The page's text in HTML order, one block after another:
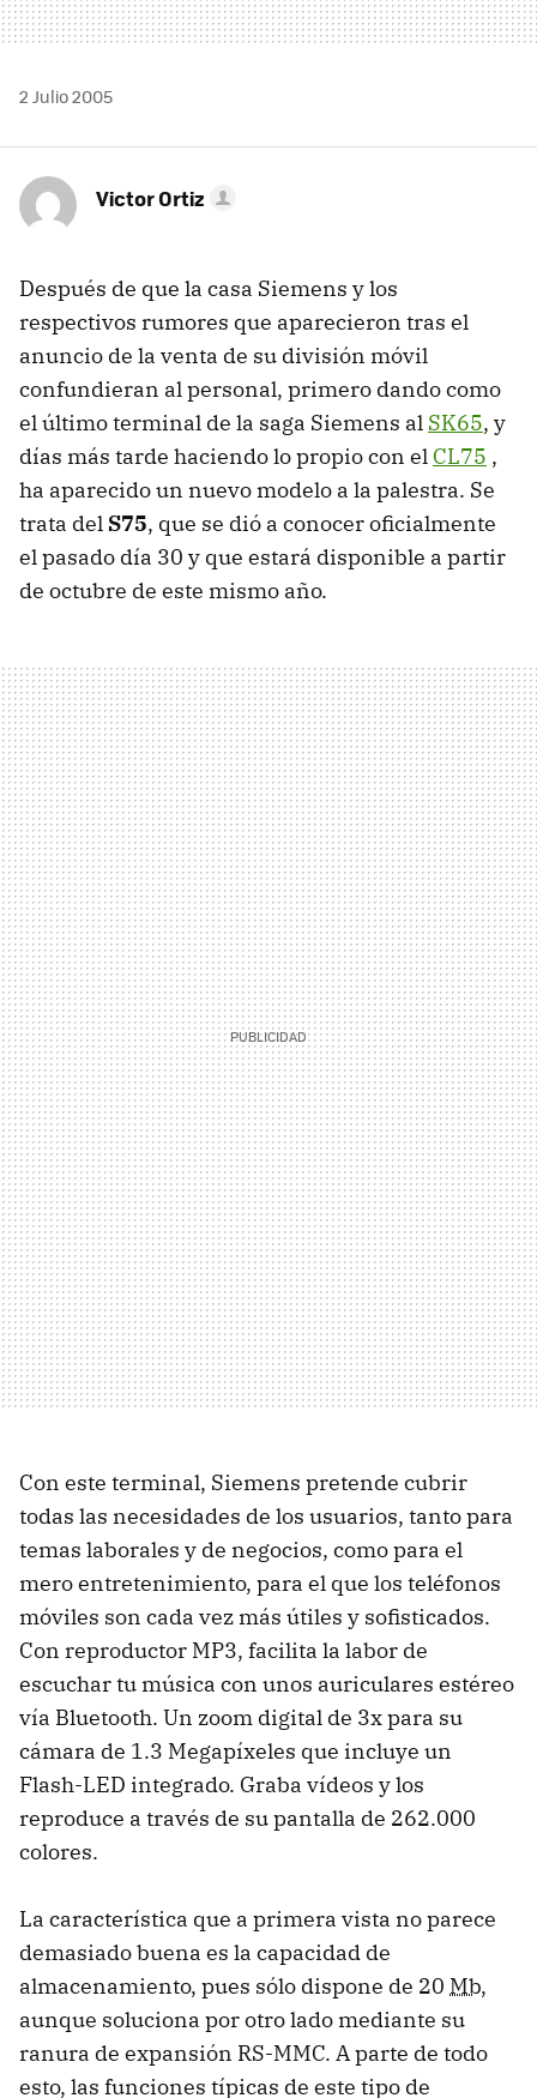
2 Julio 2005
Victor Ortiz
Después de que la casa Siemens y los
respectivos rumores que aparecieron tras el
anuncio de la venta de su división móvil
confundieran al personal, primero dando como
el último terminal de la saga Siemens al SK65, y
días más tarde haciendo lo propio con el CL75 ,
ha aparecido un nuevo modelo a la palestra. Se
trata del S75, que se dió a conocer oficialmente
el pasado día 30 y que estará disponible a partir
de octubre de este mismo año.
Con este terminal, Siemens pretende cubrir
todas las necesidades de los usuarios, tanto para
temas laborales y de negocios, como para el
mero entretenimiento, para el que los teléfonos
móviles son cada vez más útiles y sofisticados.
Con reproductor MP3, facilita la labor de
escuchar tu música con unos auriculares estéreo
vía Bluetooth. Un zoom digital de 3x para su
cámara de 1.3 Megapíxeles que incluye un
Flash-LED integrado. Graba vídeos y los
reproduce a través de su pantalla de 262.000
colores.
La característica que a primera vista no parece
demasiado buena es la capacidad de
almacenamiento, pues sólo dispone de 20 Mb,
aunque soluciona por otro lado mediante su
ranura de expansión RS-MMC. A parte de todo
esto, las funciones típicas de este tipo de